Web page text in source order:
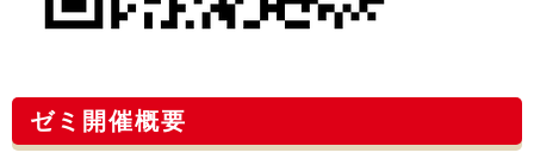
ゼミ開催概要